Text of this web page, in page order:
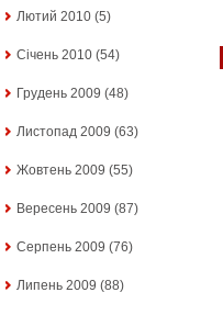
Лютий 2010 (5)
Січень 2010 (54)
Грудень 2009 (48)
Листопад 2009 (63)
Жовтень 2009 (55)
Вересень 2009 (87)
Серпень 2009 (76)
Липень 2009 (88)